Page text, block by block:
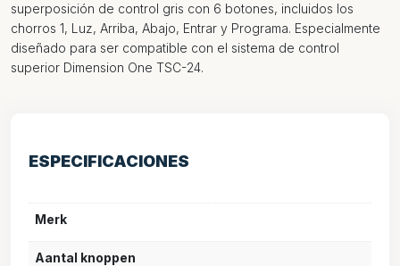
superposición de control gris con 6 botones, incluidos los
chorros 1, Luz, Arriba, Abajo, Entrar y Programa. Especialmente
diseñado para ser compatible con el sistema de control
superior Dimension One TSC-24.
ESPECIFICACIONES
Merk
Aantal knoppen